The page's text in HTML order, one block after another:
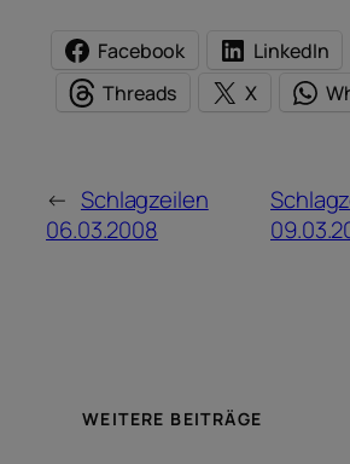
Facebook
LinkedIn
Threads
X
← Schlagzeilen
06.03.2008
WEITERE BEITRÄGE